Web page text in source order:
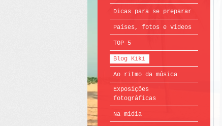
Dicas para se preparar
Países, fotos e vídeos
TOP 5
Blog Kiki
Ao ritmo da música
Exposições
fotográficas
Na mídia